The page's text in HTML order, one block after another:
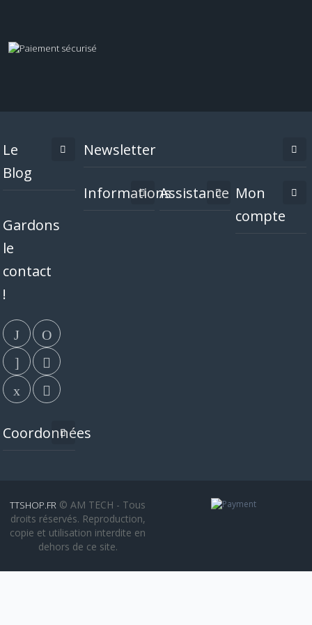
Le
Blog
Gardons
le
contact
!
Coordonnées
Newsletter
InformationsAssistance Mon
compte
TTSHOP.FR © AM TECH - Tous
droits réservés. Reproduction,
copie et utilisation interdite en
dehors de ce site.